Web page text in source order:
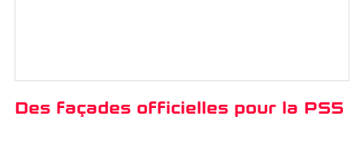
Des façades officielles pour la PS5